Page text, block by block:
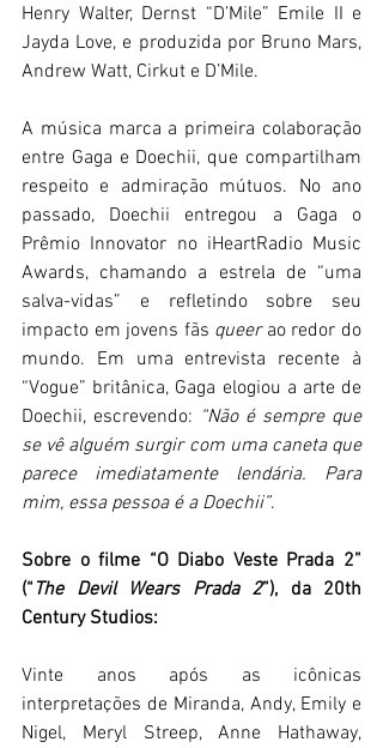
Henry Walter, Dernst “D’Mile” Emile II e
Jayda Love, e produzida por Bruno Mars,
Andrew Watt, Cirkut e D’Mile.
A música marca a primeira colaboração
entre Gaga e Doechii, que compartilham
respeito e admiração mútuos. No ano
passado, Doechii entregou a Gaga o
Prêmio Innovator no iHeartRadio Music
Awards, chamando a estrela de “uma
salva-vidas” e refletindo sobre seu
impacto em jovens fãs queer ao redor do
mundo. Em uma entrevista recente à
“Vogue” britânica, Gaga elogiou a arte de
Doechii, escrevendo: “Não é sempre que
se vê alguém surgir com uma caneta que
parece imediatamente lendária. Para
mim, essa pessoa é a Doechii”.
Sobre o filme “O Diabo Veste Prada 2”
(“ The Devil Wears Prada 2”), da 20th
Century Studios:
Vinte anos após as icônicas
interpretações de Miranda, Andy, Emily e
Nigel, Meryl Streep, Anne Hathaway,